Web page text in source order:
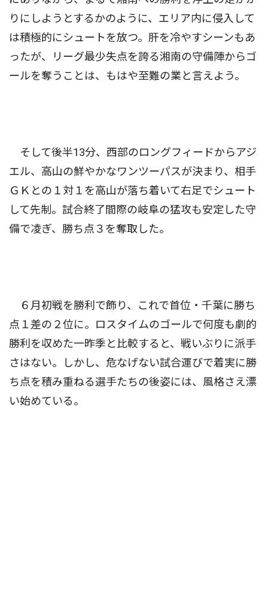
りにしようとするかのように、エリア内に侵入して
は積極的にシュートを放つ。肝を冷やすシーンもあ
ったが、リーグ最少失点を誇る湘南の守備陣からゴ
ールを奪うことは、もはや至難の業と言えよう。
そして後半13分、西部のロングフィードからアジ
エル、高山の鮮やかなワンツーパスが決まり、相手
ＧＫとの１対１を高山が落ち着いて右足でシュート
して先制。試合終了間際の岐阜の猛攻も安定した守
備で凌ぎ、勝ち点３を奪取した。
６月初戦を勝利で飾り、これで首位・千葉に勝ち
点１差の２位に。ロスタイムのゴールで何度も劇的
勝利を収めた一昨季と比較すると、戦いぶりに派手
さはない。しかし、危なげない試合運びで着実に勝
ち点を積み重ねる選手たちの後姿には、風格さえ漂
い始めている。